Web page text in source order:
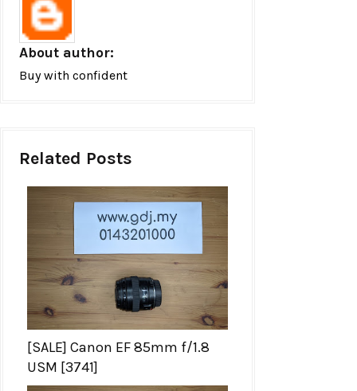
About author:
Buy with confident
Related Posts
[SALE] Canon EF 85mm f/1.8
USM [3741]